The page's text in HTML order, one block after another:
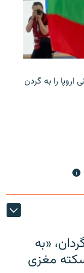
اروپا را به گردن
«به
مغزی